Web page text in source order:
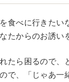
食べに行きた
たからのお誘い
たら困るので、
で、「じゃあ